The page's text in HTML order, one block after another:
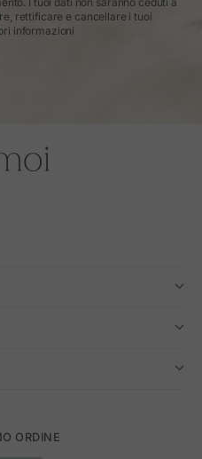
rettificare e cancellare i tuoi
informazioni
ORDINE